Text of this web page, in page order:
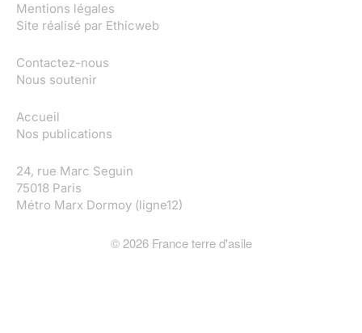
Mentions légales
Site réalisé par Ethicweb
Contactez-nous
Nous soutenir
Accueil
Nos publications
24, rue Marc Seguin
75018 Paris
Métro Marx Dormoy (ligne12)
© 2026France terre d'asile